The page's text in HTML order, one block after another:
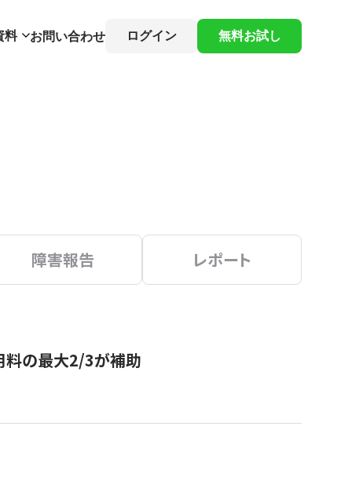
料 お問い合わせ ログイン 無料お試し
障害報告 レポート
料の最大2/3が補助